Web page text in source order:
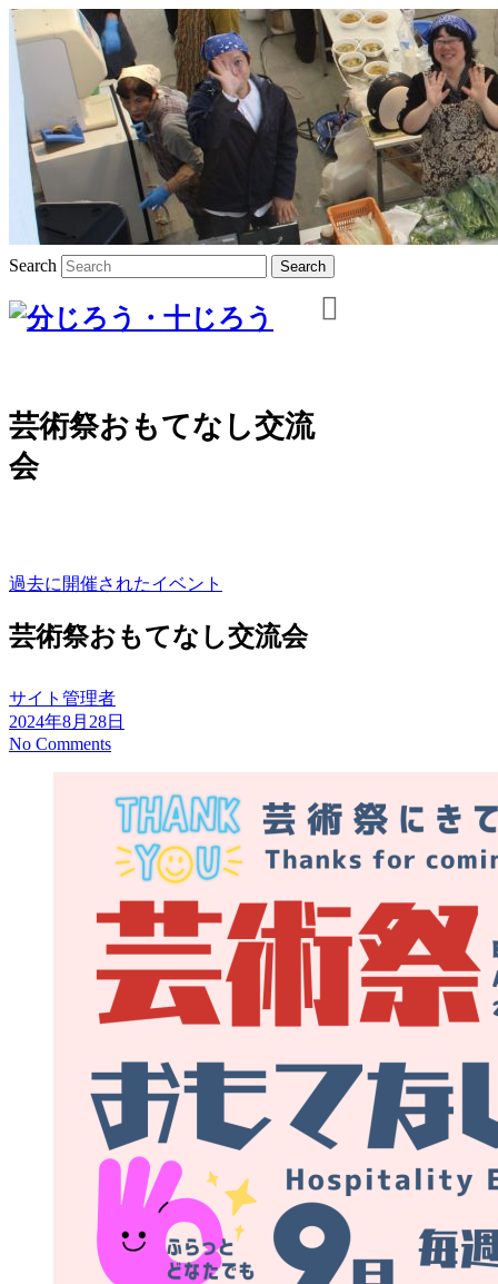
Search
芸術祭おもてなし交流
会
過去に開催されたイベント
芸術祭おもてなし交流会
サイト管理者
2024年8月28日
No Comments